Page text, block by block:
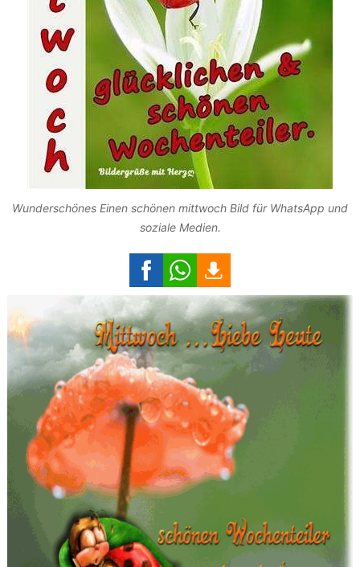
Wunderschönes Einen schönen mittwoch Bild für WhatsApp und
soziale Medien.